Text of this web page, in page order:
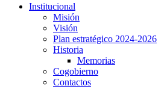
Institucional
Misión
Visión
Plan estratégico 2024-2026
Historia
Memorias
Cogobierno
Contactos